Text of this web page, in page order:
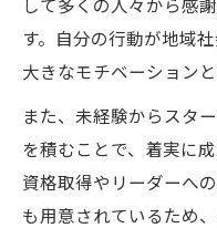
す。自分の行動が地域
大きなモチベーションと
また、未経験からスタ
を積むことで、着実に
資格取得やリーダーへ
も用意されているため